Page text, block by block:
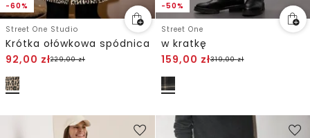
-60%
Street One Studio
Krótka ołówkowa spódnica
92,00 zł229,00zł
-50%
Street One
w kratkę
159,00 zł319,00zł